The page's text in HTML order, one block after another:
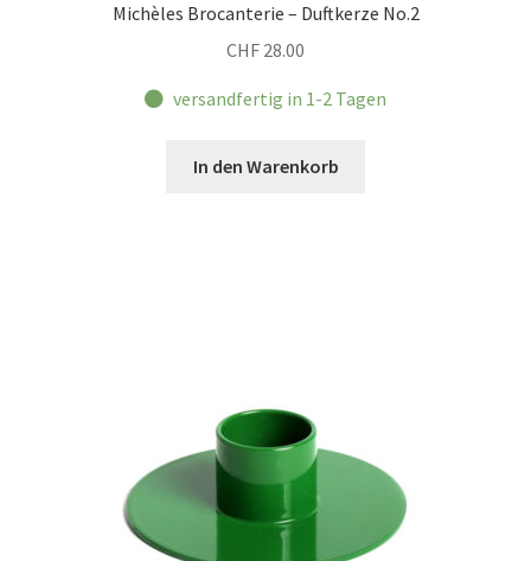
Michèles Brocanterie – Duftkerze No.2
CHF 28.00
versandfertig in 1-2 Tagen
In den Warenkorb